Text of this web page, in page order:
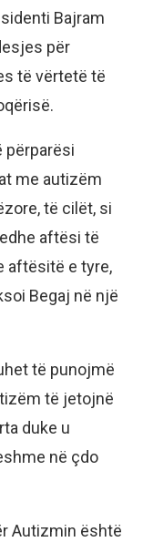
Bajram
për
të vërtetë të
përparësi
me autizëm
të cilët, si
aftësi të
aftësitë e tyre,
Begaj në një
të punojmë
të jetojnë
duke u
në çdo
Autizmin është